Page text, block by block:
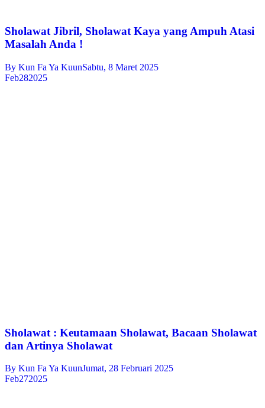
Sholawat Jibril, Sholawat Kaya yang Ampuh Atasi
Masalah Anda !
By Kun Fa Ya KuunSabtu, 8 Maret 2025
Feb282025
Sholawat : Keutamaan Sholawat, Bacaan Sholawat
dan Artinya Sholawat
By Kun Fa Ya KuunJumat, 28 Februari 2025
Feb272025